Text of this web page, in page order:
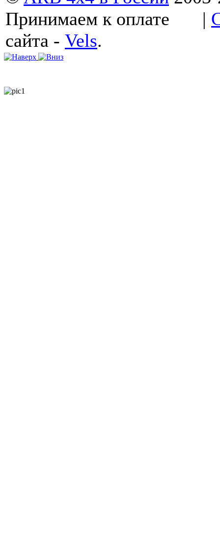
Принимаем к оплате
|
сайта - Vels.